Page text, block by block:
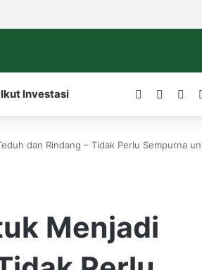
Ikut Investasi Facebook
dan Rindang – Tidak Perlu Sempurna
Menjadi